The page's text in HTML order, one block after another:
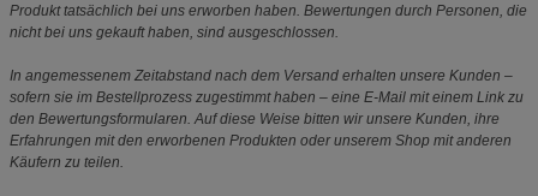
Produkt tatsächlich bei uns erworben haben. Bewertungen durch Personen, die
nicht bei uns gekauft haben, sind ausgeschlossen.
In angemessenem Zeitabstand nach dem Versand erhalten unsere Kunden –
sofern sie im Bestellprozess zugestimmt haben – eine E-Mail mit einem Link zu
den Bewertungsformularen. Auf diese Weise bitten wir unsere Kunden, ihre
Erfahrungen mit den erworbenen Produkten oder unserem Shop mit anderen
Käufern zu teilen.